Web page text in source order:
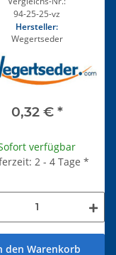
94-25-25-vz
Hersteller:
Wegertseder
0,32 € *
verfügbar
2 - 4 Tage *
den Warenkorb